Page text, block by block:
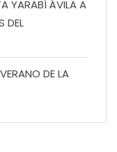
YARABÍ ÁVILA A
DEL
DE LA